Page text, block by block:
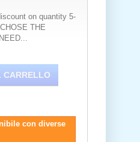
on quantity 5-
THE
CARRELLO
con diverse